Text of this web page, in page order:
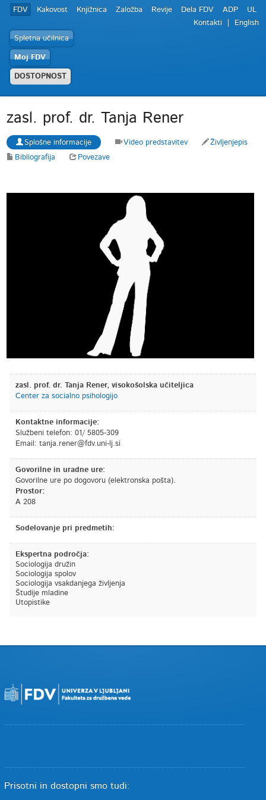
FDV Kakovost Knjižnica Založba Revije Dela FDV ADP
UL
Kontakti
English
Spletna učilnica
Moj FDV
DOSTOPNOST
zasl. prof. dr. Tanja Rener
Splošne informacije Video predstavitev
Življenjepis
Bibliografija
Povezave
zasl. prof. dr. Tanja Rener, visokošolska učiteljica
Center za socialno psihologijo
Kontaktne informacije:
Službeni telefon: 01/ 5805-309
Email: is.jl-inu.vdf@rener.ajnat
Govorilne in uradne ure:
Govorilne ure po dogovoru (elektronska pošta).
Prostor:
A 208
Sodelovanje pri predmetih:
Ekspertna področja:
Sociologija družin
Sociologija spolov
Sociologija vsakdanjega življenja
Študije mladine
Utopistike
Prisotni in dostopni smo tudi: